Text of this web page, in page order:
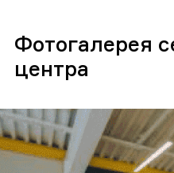
Фотогалерея
центра